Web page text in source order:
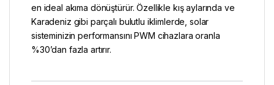
en ideal akıma dönüştürür. Özellikle kış aylarında ve
Karadeniz gibi parçalı bulutlu iklimlerde, solar
sisteminizin performansını PWM cihazlara oranla
%30’dan fazla artırır.